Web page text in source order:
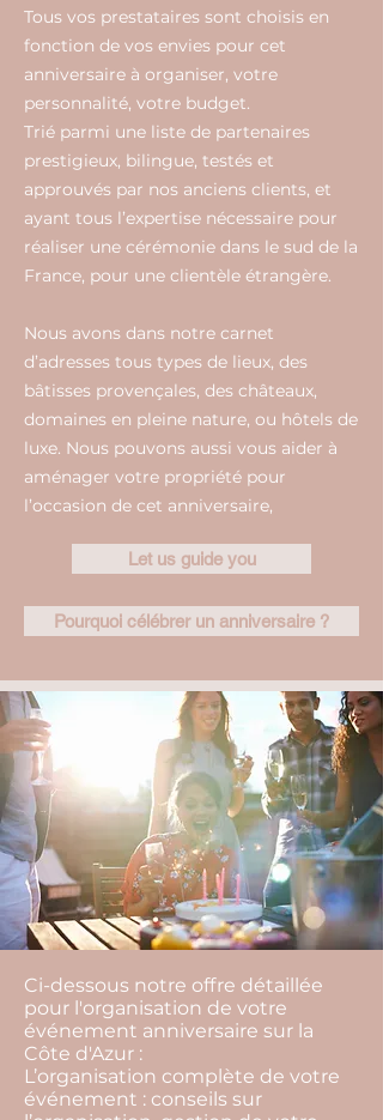
Tous vos prestataires sont choisis en
fonction de vos envies pour cet
anniversaire à organiser, votre
personnalité, votre budget.
Trié parmi une liste de partenaires
prestigieux, bilingue, testés et
approuvés par nos anciens clients, et
ayant tous l’expertise nécessaire pour
réaliser une cérémonie dans le sud de la
France, pour une clientèle étrangère.
Nous avons dans notre carnet
d’adresses tous types de lieux, des
bâtisses provençales, des châteaux,
domaines en pleine nature, ou hôtels de
luxe. Nous pouvons aussi vous aider à
aménager votre propriété pour
l’occasion de cet anniversaire,
Let us guide you
Pourquoi célébrer un anniversaire ?
Ci-dessous notre offre détaillée
pour l'organisation de votre
événement anniversaire sur la
Côte d'Azur :
L’organisation complète de votre
événement : conseils sur